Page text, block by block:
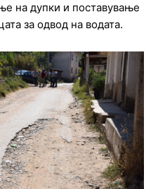
на дупки и поставување
за одвод на водата.